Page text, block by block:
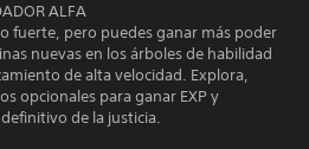
ALFA
fuerte, pero puedes ganar más poder
nuevas en los árboles de habilidad
de alta velocidad. Explora,
opcionales para ganar EXP y
de la justicia.